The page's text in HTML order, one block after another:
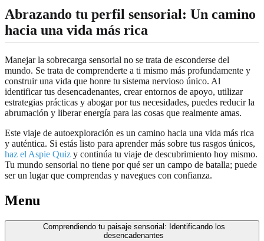
Abrazando tu perfil sensorial: Un camino
hacia una vida más rica
Manejar la sobrecarga sensorial no se trata de esconderse del
mundo. Se trata de comprenderte a ti mismo más profundamente y
construir una vida que honre tu sistema nervioso único. Al
identificar tus desencadenantes, crear entornos de apoyo, utilizar
estrategias prácticas y abogar por tus necesidades, puedes reducir la
abrumación y liberar energía para las cosas que realmente amas.
Este viaje de autoexploración es un camino hacia una vida más rica
y auténtica. Si estás listo para aprender más sobre tus rasgos únicos,
haz el Aspie Quiz y continúa tu viaje de descubrimiento hoy mismo.
Tu mundo sensorial no tiene por qué ser un campo de batalla; puede
ser un lugar que comprendas y navegues con confianza.
Menu
Comprendiendo tu paisaje sensorial: Identificando los
desencadenantes